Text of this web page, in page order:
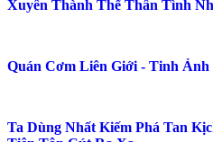
Sư Muội Dùng Đan Lô Nấu